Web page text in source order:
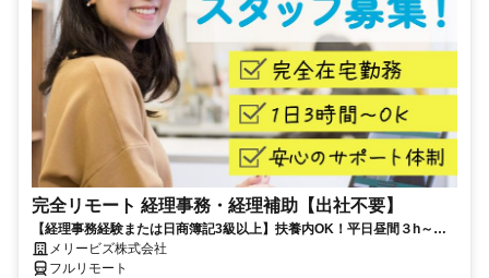
完全リモート 経理事務・経理補助【出社不要】
【経理事務経験または日商簿記3級以上】扶養内OK！平日昼間３h～。
完全在宅で育児・介護中の方も大歓迎♪
メリービズ株式会社
フルリモート